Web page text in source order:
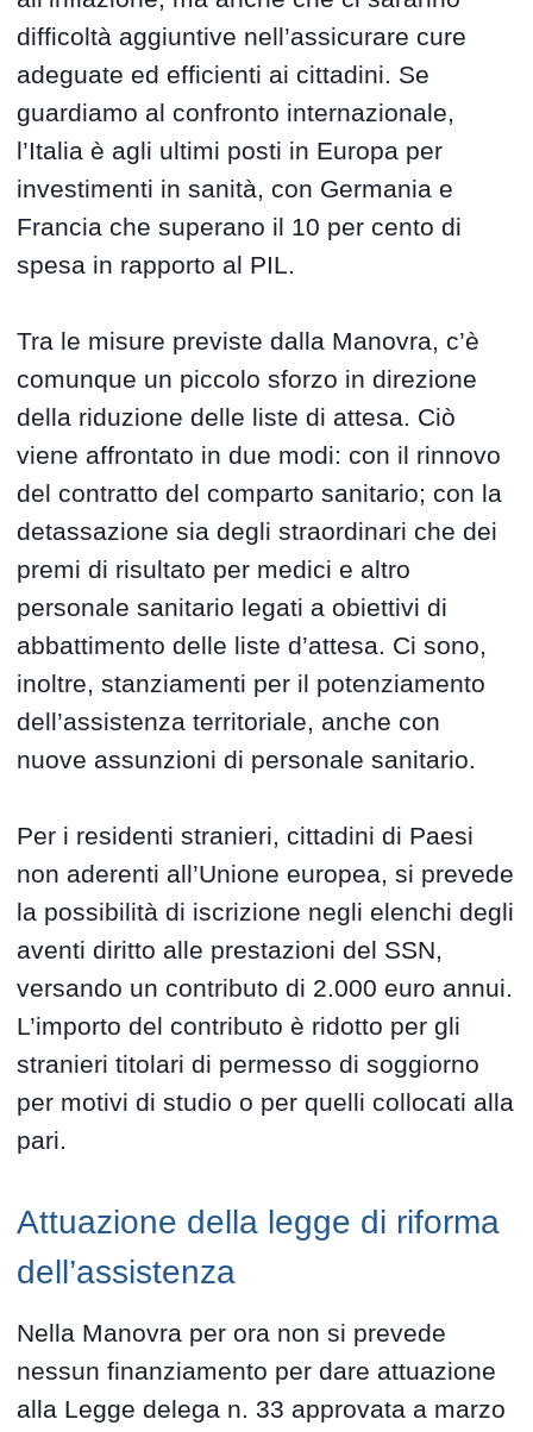
difficoltà aggiuntive nell’assicurare cure
adeguate ed efficienti ai cittadini. Se
guardiamo al confronto internazionale,
l’Italia è agli ultimi posti in Europa per
investimenti in sanità, con Germania e
Francia che superano il 10 per cento di
spesa in rapporto al PIL.
Tra le misure previste dalla Manovra, c’è
comunque un piccolo sforzo in direzione
della riduzione delle liste di attesa. Ciò
viene affrontato in due modi: con il rinnovo
del contratto del comparto sanitario; con la
detassazione sia degli straordinari che dei
premi di risultato per medici e altro
personale sanitario legati a obiettivi di
abbattimento delle liste d’attesa. Ci sono,
inoltre, stanziamenti per il potenziamento
dell’assistenza territoriale, anche con
nuove assunzioni di personale sanitario.
Per i residenti stranieri, cittadini di Paesi
non aderenti all’Unione europea, si prevede
la possibilità di iscrizione negli elenchi degli
aventi diritto alle prestazioni del SSN,
versando un contributo di 2.000 euro annui.
L’importo del contributo è ridotto per gli
stranieri titolari di permesso di soggiorno
per motivi di studio o per quelli collocati alla
pari.
Attuazione della legge di riforma
dell’assistenza
Nella Manovra per ora non si prevede
nessun finanziamento per dare attuazione
alla Legge delega n. 33 approvata a marzo